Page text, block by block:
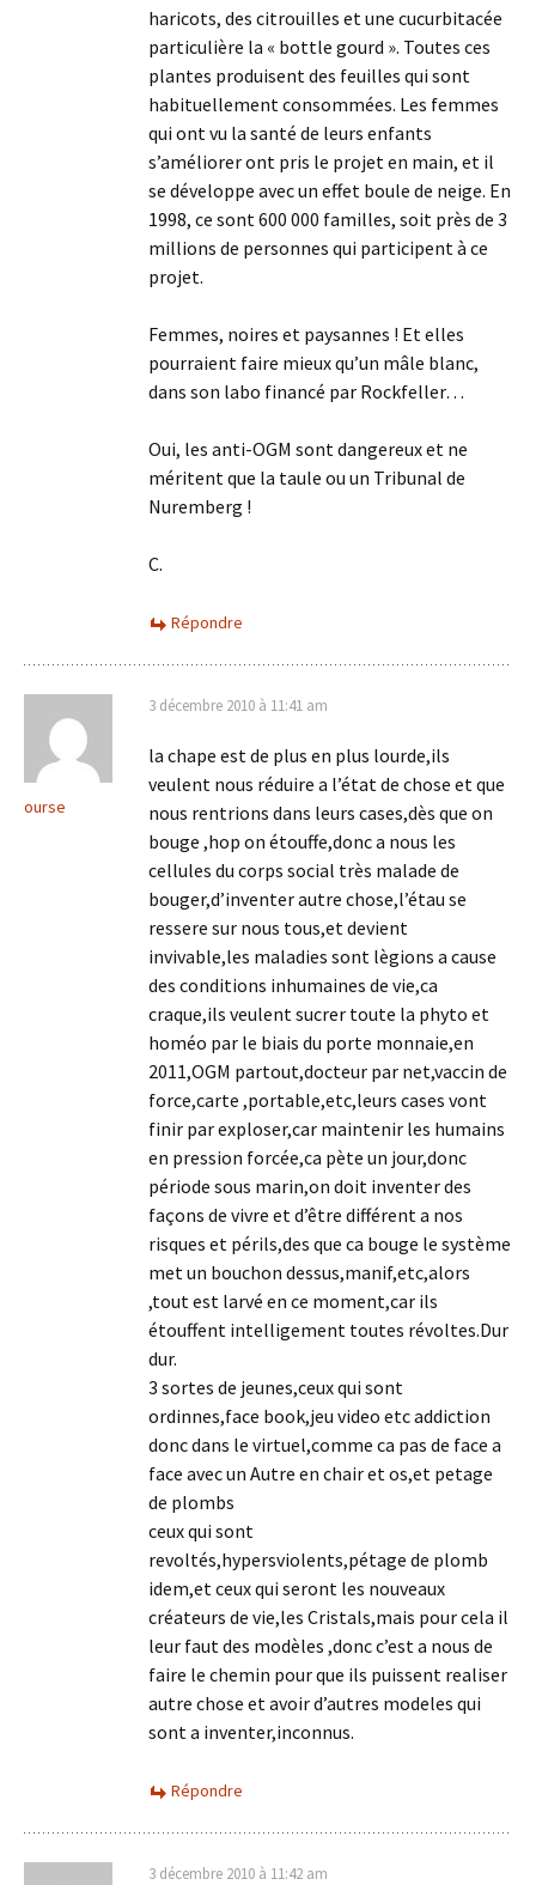
haricots, des citrouilles et une cucurbitacée
particulière la « bottle gourd ». Toutes ces
plantes produisent des feuilles qui sont
habituellement consommées. Les femmes
qui ont vu la santé de leurs enfants
s’améliorer ont pris le projet en main, et il
se développe avec un effet boule de neige. En
1998, ce sont 600 000 familles, soit près de 3
millions de personnes qui participent à ce
projet.
Femmes, noires et paysannes ! Et elles
pourraient faire mieux qu’un mâle blanc,
dans son labo financé par Rockfeller…
Oui, les anti-OGM sont dangereux et ne
méritent que la taule ou un Tribunal de
Nuremberg !
C.
Répondre
ourse
3 décembre 2010 à 11:41 am
la chape est de plus en plus lourde,ils
veulent nous réduire a l’état de chose et que
nous rentrions dans leurs cases,dès que on
bouge ,hop on étouffe,donc a nous les
cellules du corps social très malade de
bouger,d’inventer autre chose,l’étau se
ressere sur nous tous,et devient
invivable,les maladies sont lègions a cause
des conditions inhumaines de vie,ca
craque,ils veulent sucrer toute la phyto et
homéo par le biais du porte monnaie,en
2011,OGM partout,docteur par net,vaccin de
force,carte ,portable,etc,leurs cases vont
finir par exploser,car maintenir les humains
en pression forcée,ca pète un jour,donc
période sous marin,on doit inventer des
façons de vivre et d’être différent a nos
risques et périls,des que ca bouge le système
met un bouchon dessus,manif,etc,alors
,tout est larvé en ce moment,car ils
étouffent intelligement toutes révoltes.Dur
dur.
3 sortes de jeunes,ceux qui sont
ordinnes,face book,jeu video etc addiction
donc dans le virtuel,comme ca pas de face a
face avec un Autre en chair et os,et petage
de plombs
ceux qui sont
revoltés,hypersviolents,pétage de plomb
idem,et ceux qui seront les nouveaux
créateurs de vie,les Cristals,mais pour cela il
leur faut des modèles ,donc c’est a nous de
faire le chemin pour que ils puissent realiser
autre chose et avoir d’autres modeles qui
sont a inventer,inconnus.
Répondre
3 décembre 2010 à 11:42 am